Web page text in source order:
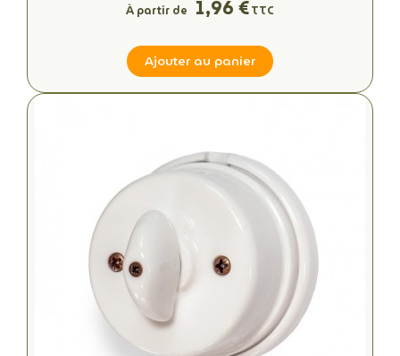
À partir de 1,96 €TTC
Ajouter au panier